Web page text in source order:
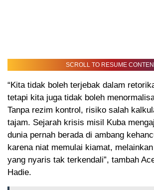
SCROLL TO RESUME
“Kita tidak boleh terjebak dalam
tetapi kita juga tidak boleh
Tanpa rezim kontrol, risiko salah
tajam. Sejarah krisis misil Kuba
dunia pernah berada di ambang
karena niat memulai kiamat,
yang nyaris tak terkendali”, tambah
Hadie.